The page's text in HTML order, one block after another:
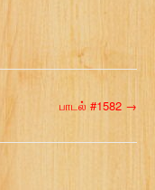
பாடல் #1582 →